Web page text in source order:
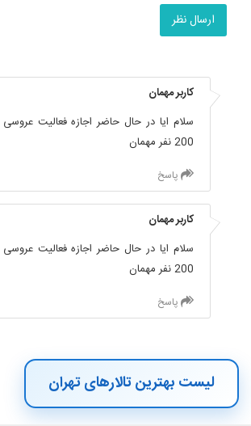
ارسال نظر
کاربر مهمان
سلام ایا در حال حاضر اجازه فعالیت
200 نفر مهمان
پاسخ
کاربر مهمان
سلام ایا در حال حاضر اجازه فعالیت
200 نفر مهمان
پاسخ
لیست بهترین تالارهای تهران